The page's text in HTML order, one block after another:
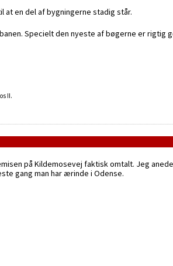
at en del af bygningerne stadig står.
Specielt den nyeste af bøgerne er
II.
på Kildemosevej faktisk omtalt. Jeg
gang man har ærinde i Odense.